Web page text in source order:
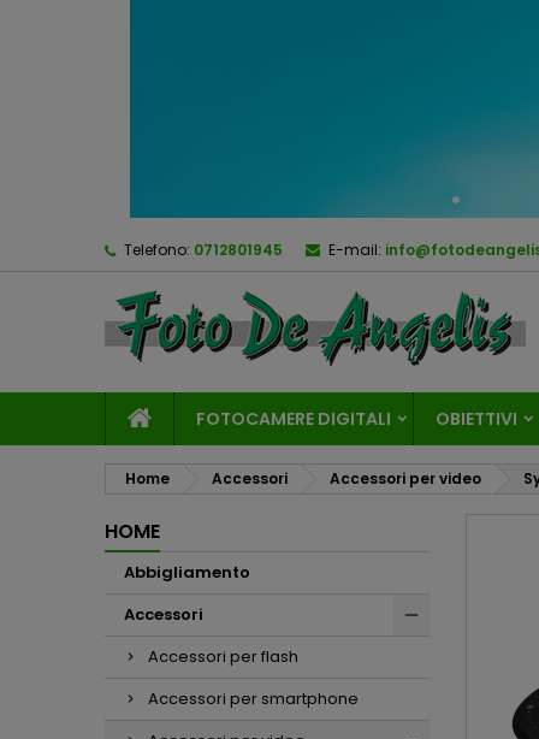
Telefono: 0712801945 E-mail:
FOTOCAMERE DIGITALI OBIETTIVI
Home Accessori Accessori per video
HOME
Abbigliamento
Accessori
Accessori per flash
Accessori per smartphone